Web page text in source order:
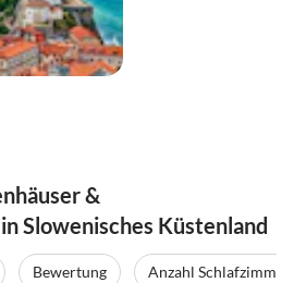
&
Slowenisches Küstenland
Bewertung
Anzahl Schlafzimmer